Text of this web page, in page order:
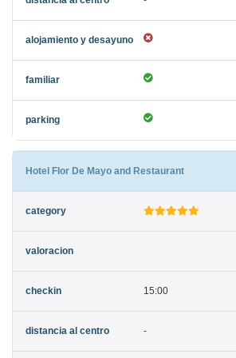
Hotel Flor De Mayo and Restaurant
15:00
-